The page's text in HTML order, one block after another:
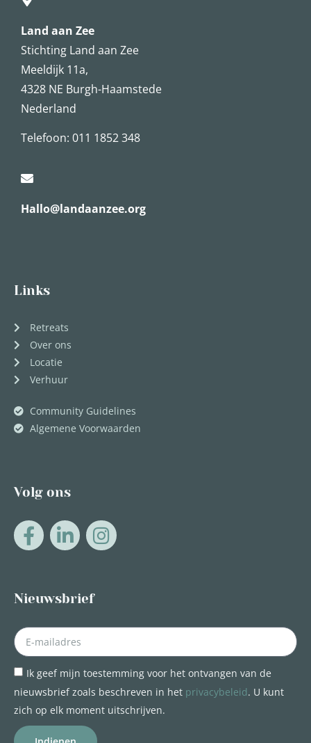
Land aan Zee
Stichting Land aan Zee
Meeldijk 11a,
4328 NE Burgh-Haamstede
Nederland
Telefoon: 011 1852 348
Hallo@landaanzee.org
Links
Retreats
Over ons
Locatie
Verhuur
Community Guidelines
Algemene Voorwaarden
Volg ons
Nieuwsbrief
Ik geef mijn toestemming voor het ontvangen van de
nieuwsbrief zoals beschreven in het privacybeleid. U kunt
zich op elk moment uitschrijven.